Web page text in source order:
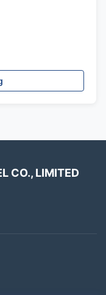
CO., LIMITED